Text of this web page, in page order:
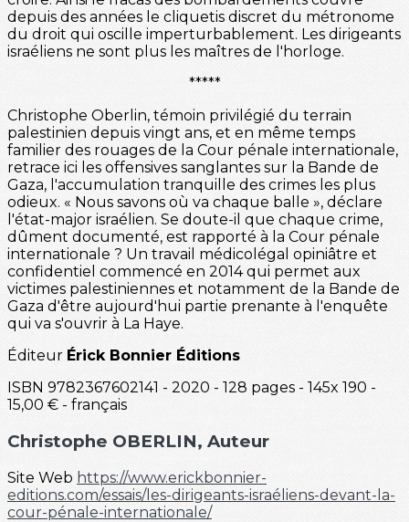
depuis des années le cliquetis discret du métronome
du droit qui oscille imperturbablement. Les dirigeants
israéliens ne sont plus les maîtres de l'horloge.
*****
Christophe Oberlin, témoin privilégié du terrain
palestinien depuis vingt ans, et en même temps
familier des rouages de la Cour pénale internationale,
retrace ici les offensives sanglantes sur la Bande de
Gaza, l'accumulation tranquille des crimes les plus
odieux. « Nous savons où va chaque balle », déclare
l'état-major israélien. Se doute-il que chaque crime,
dûment documenté, est rapporté à la Cour pénale
internationale ? Un travail médicolégal opiniâtre et
confidentiel commencé en 2014 qui permet aux
victimes palestiniennes et notamment de la Bande de
Gaza d'être aujourd'hui partie prenante à l'enquête
qui va s'ouvrir à La Haye.
Éditeur Érick Bonnier Éditions
ISBN 9782367602141 - 2020 - 128 pages - 145x 190 -
15,00 € - français
Christophe OBERLIN, Auteur
Site Web https://www.erickbonnier-
editions.com/essais/les-dirigeants-israéliens-devant-la-
cour-pénale-internationale/